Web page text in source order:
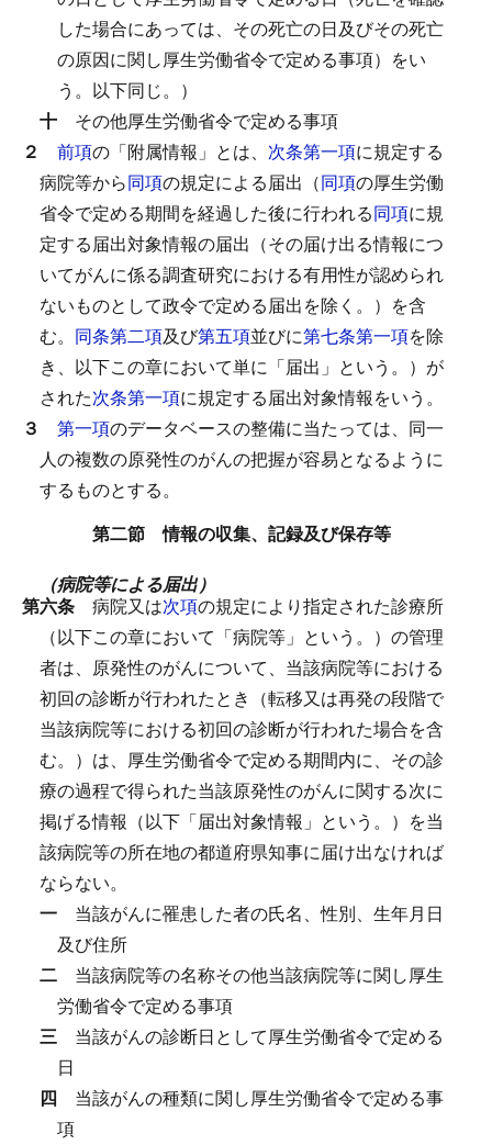
した場合にあっては、その死亡の日及びその死亡
の原因に関し厚生労働省令で定める事項）をい
う。以下同じ。）
十 その他厚生労働省令で定める事項
２ 前項の「附属情報」とは、 次条第一項に規定する
病院等から同項の規定による届出（同項の厚生労働
省令で定める期間を経過した後に行われる同項に規
定する届出対象情報の届出（その届け出る情報につ
いてがんに係る調査研究における有用性が認められ
ないものとして政令で定める届出を除く。）を含
む。 同条第二項及び第五項並びに第七条第一項を除
き、以下この章において単に「届出」という。）が
された次条第一項に規定する届出対象情報をいう。
３ 第一項のデータベースの整備に当たっては、同一
人の複数の原発性のがんの把握が容易となるように
するものとする。
第二節 情報の収集、記録及び保存等
（病院等による届出）
第六条 病院又は次項の規定により指定された診療所
（以下この章において「病院等」という。）の管理
者は、原発性のがんについて、当該病院等における
初回の診断が行われたとき（転移又は再発の段階で
当該病院等における初回の診断が行われた場合を含
む。）は、厚生労働省令で定める期間内に、その診
療の過程で得られた当該原発性のがんに関する次に
掲げる情報（以下「届出対象情報」という。）を当
該病院等の所在地の都道府県知事に届け出なければ
ならない。
一 当該がんに罹患した者の氏名、性別、生年月日
及び住所
二 当該病院等の名称その他当該病院等に関し厚生
労働省令で定める事項
三 当該がんの診断日として厚生労働省令で定める
日
四 当該がんの種類に関し厚生労働省令で定める事
項